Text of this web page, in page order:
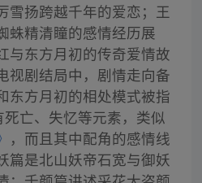
雪扬跨越千年的爱恋；王
蛛精清瞳的感情经历展
与东方月初的传奇爱情故
视剧结局中，剧情走向备
东方月初的相处模式被指
死亡、失忆等元素，类似
，而且其中配角的感情线
篇是北山妖帝石宽与御妖